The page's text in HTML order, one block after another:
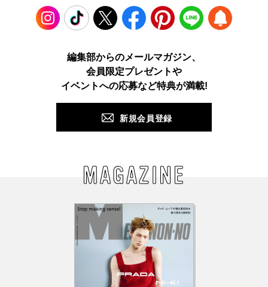
TikTok Facebook Pinterest LINE
編集部からのメールマガジン、
会員限定プレゼントや
イベントへの応募など特典が満載!
新規会員登録
MAGAZINE